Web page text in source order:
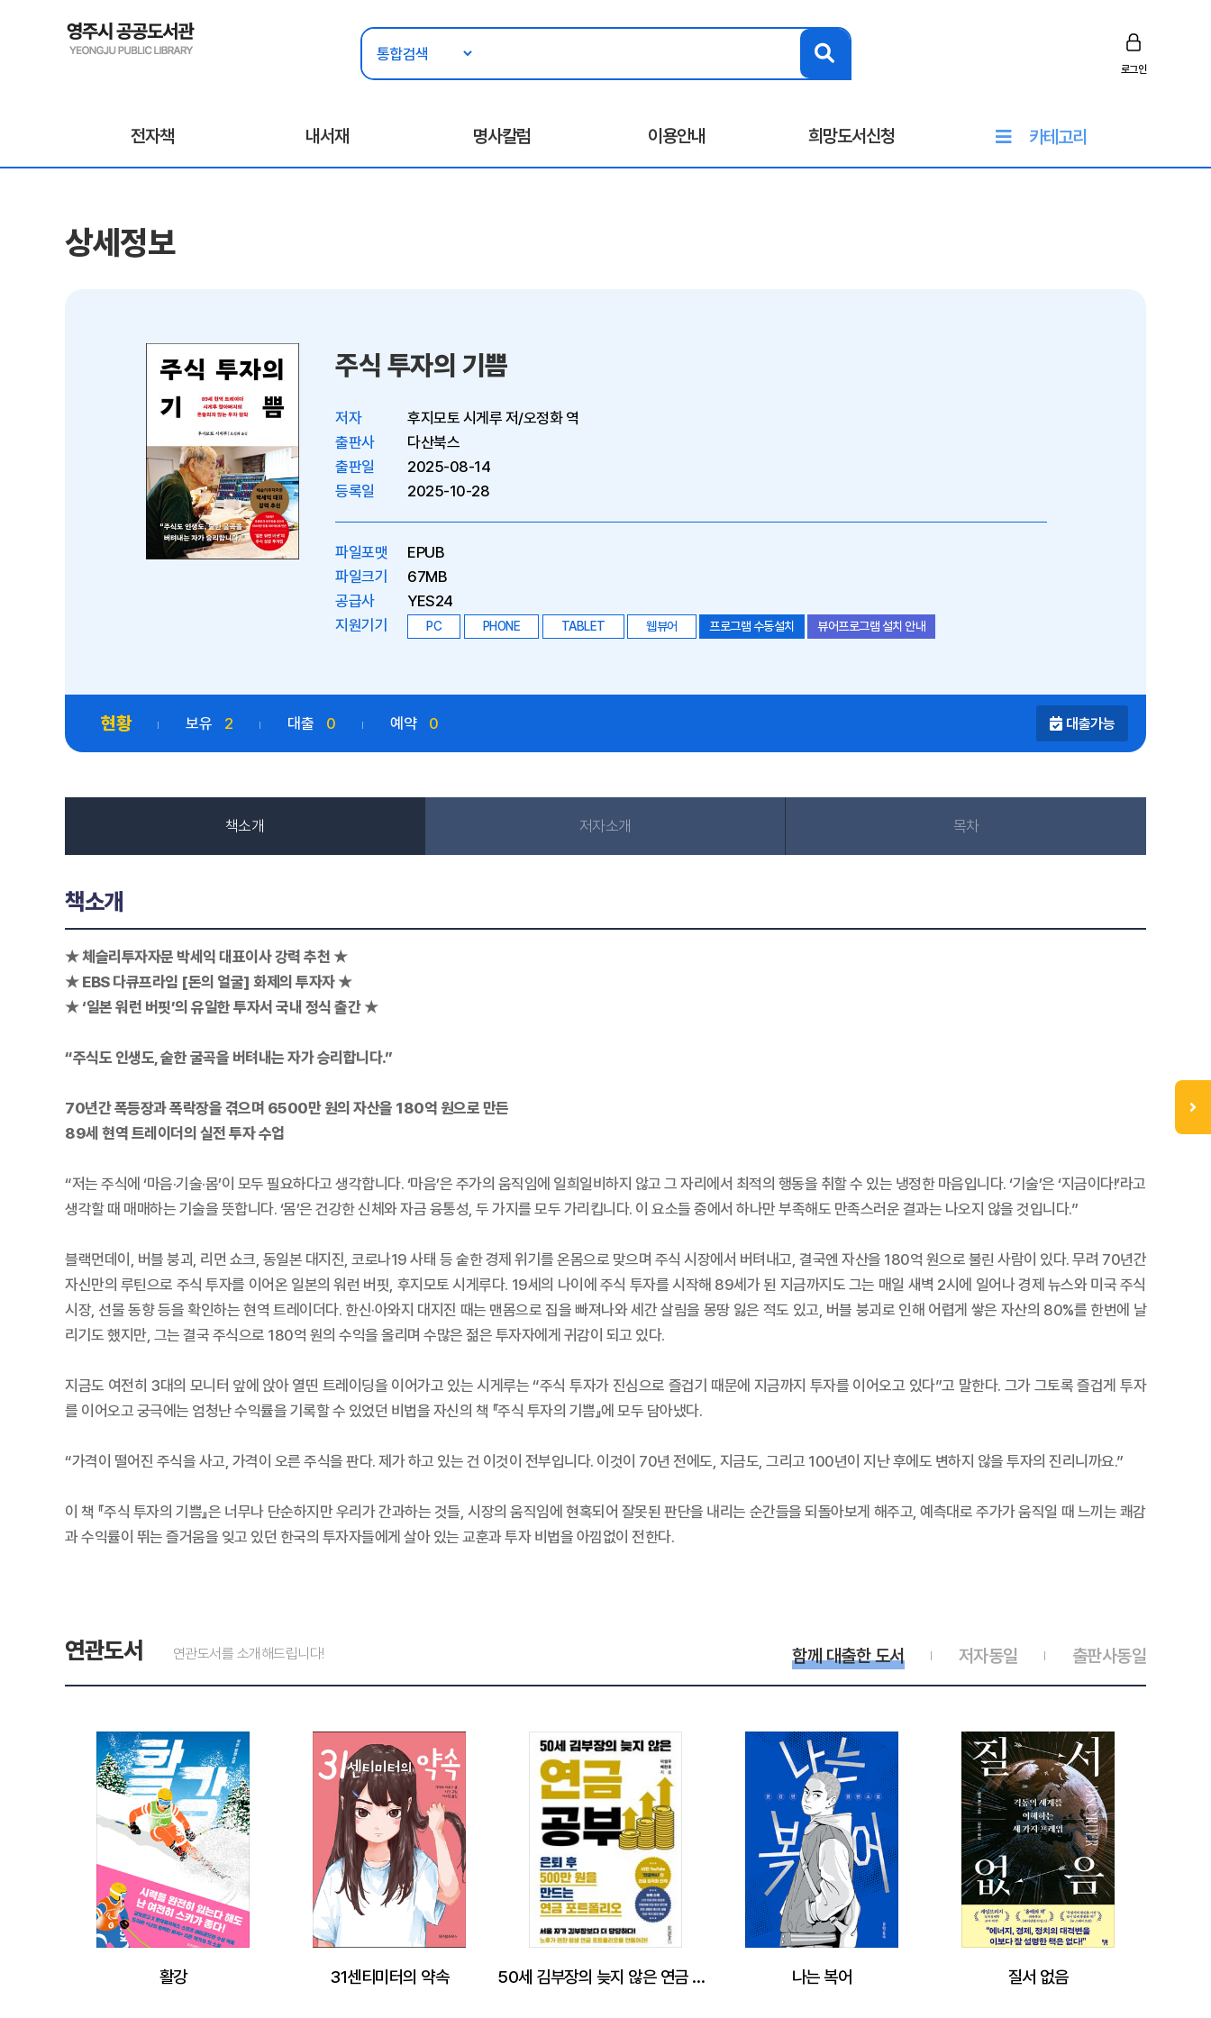
로그인
전자책 내서재 명사칼럼 이용안내 희망도서신청 카테고리
상세정보
주식 투자의 기쁨
저자
후지모토 시게루 저/오정화 역
출판사
다산북스
출판일
2025-08-14
등록일
2025-10-28
파일포맷
EPUB
파일크기
67MB
공급사
YES24
지원기기
PC PHONE TABLET 웹뷰어 프로그램 수동설치 뷰어프로그램 설치 안내
현황 보유 2 대출 0 예약 0 대출가능
책소개 저자소개 목차
책소개
★ 체슬리투자자문 박세익 대표이사 강력 추천 ★
★ EBS 다큐프라임 [돈의 얼굴] 화제의 투자자 ★
★ ‘일본 워런 버핏’의 유일한 투자서 국내 정식 출간 ★
“주식도 인생도, 숱한 굴곡을 버텨내는 자가 승리합니다.”
70년간 폭등장과 폭락장을 겪으며 6500만 원의 자산을 180억 원으로 만든
89세 현역 트레이더의 실전 투자 수업
“저는 주식에 ‘마음·기술·몸’이 모두 필요하다고 생각합니다. ‘마음’은 주가의 움직임에 일희일비하지 않고 그 자리에서 최적의 행동을 취할 수 있는 냉정한 마음입니다. ‘기술’은 ‘지금이다!’라고
생각할 때 매매하는 기술을 뜻합니다. ‘몸’은 건강한 신체와 자금 융통성, 두 가지를 모두 가리킵니다. 이 요소들 중에서 하나만 부족해도 만족스러운 결과는 나오지 않을 것입니다.”
블랙먼데이, 버블 붕괴, 리먼 쇼크, 동일본 대지진, 코로나19 사태 등 숱한 경제 위기를 온몸으로 맞으며 주식 시장에서 버텨내고, 결국엔 자산을 180억 원으로 불린 사람이 있다. 무려 70년간
자신만의 루틴으로 주식 투자를 이어온 일본의 워런 버핏, 후지모토 시게루다. 19세의 나이에 주식 투자를 시작해 89세가 된 지금까지도 그는 매일 새벽 2시에 일어나 경제 뉴스와 미국 주식
시장, 선물 동향 등을 확인하는 현역 트레이더다. 한신·아와지 대지진 때는 맨몸으로 집을 빠져나와 세간 살림을 몽땅 잃은 적도 있고, 버블 붕괴로 인해 어렵게 쌓은 자산의 80%를 한번에 날
리기도 했지만, 그는 결국 주식으로 180억 원의 수익을 올리며 수많은 젊은 투자자에게 귀감이 되고 있다.
지금도 여전히 3대의 모니터 앞에 앉아 열띤 트레이딩을 이어가고 있는 시게루는 “주식 투자가 진심으로 즐겁기 때문에 지금까지 투자를 이어오고 있다”고 말한다. 그가 그토록 즐겁게 투자
를 이어오고 궁극에는 엄청난 수익률을 기록할 수 있었던 비법을 자신의 책 『주식 투자의 기쁨』에 모두 담아냈다.
“가격이 떨어진 주식을 사고, 가격이 오른 주식을 판다. 제가 하고 있는 건 이것이 전부입니다. 이것이 70년 전에도, 지금도, 그리고 100년이 지난 후에도 변하지 않을 투자의 진리니까요.”
이 책 『주식 투자의 기쁨』은 너무나 단순하지만 우리가 간과하는 것들, 시장의 움직임에 현혹되어 잘못된 판단을 내리는 순간들을 되돌아보게 해주고, 예측대로 주가가 움직일 때 느끼는 쾌감
과 수익률이 뛰는 즐거움을 잊고 있던 한국의 투자자들에게 살아 있는 교훈과 투자 비법을 아낌없이 전한다.
연관도서 연관도서를 소개해드립니다! 출판사동일
저자동일
함께 대출한 도서
활강 31센티미터의 약속 50세 김부장의 늦지 않은 연금 공부 나는 복어 질서 없음